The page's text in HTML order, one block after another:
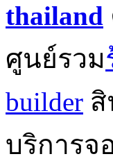
thailand
ศูนย์รวม
builder
บริการจ